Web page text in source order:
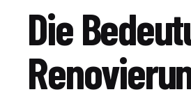
Die